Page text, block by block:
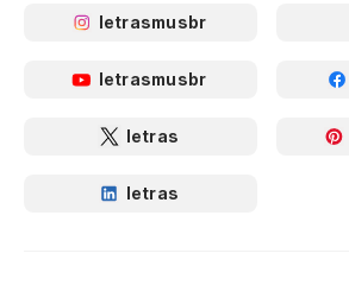
letrasmusbr
letrasmusbr
letras
letras